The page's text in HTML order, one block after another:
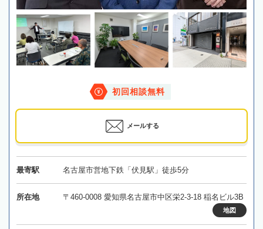
初回相談無料
メールする
最寄駅 名古屋市営地下鉄「伏見駅」徒歩5分
所在地 〒460-0008 愛知県名古屋市中区栄2-3-18 稲名ビル3B
地図